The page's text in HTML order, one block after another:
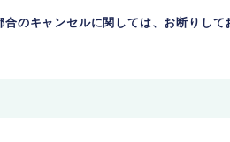
のキャンセルに関しては、お断りして